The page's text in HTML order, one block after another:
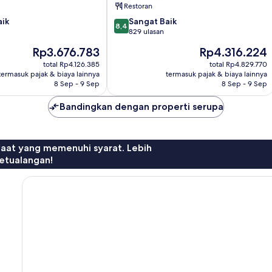
Harga
sekarang
Rp3.676.783
Rp3.676.783
total Rp4.126.385
pajak & biaya lainnya
8 Sep - 9 Sep
to
PortAventura
Park
Ferrari
Land
Vila-
Restoran
8.4
dari
8,4 Sangat Baik
829 ulasan
Harga
sekarang
Rp4.316.224
Rp4.316.224
total Rp4.829.770
termasuk pajak & biaya lainnya
8 Sep - 9 Sep
Bandingkan dengan properti serupa
yang memenuhi syarat. Lebih